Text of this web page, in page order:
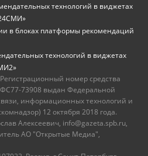
технологий в виджетах
в блоках платформы рекомендаций
технологий в виджетах
номер средства
73908 выдан Федеральной
информационных технологий и
12 октября 2018 года.
Алексеевич, info@gazeta.spb.ru,
АО "Открытые Медиа",